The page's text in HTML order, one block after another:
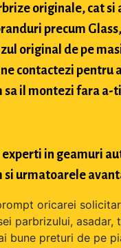
originale, cat
precum
original de pe
contactezi
sa il montezi fara a-
experti in geamuri
si urmatoarele
oricarei
parbrizului,
bune preturi de pe